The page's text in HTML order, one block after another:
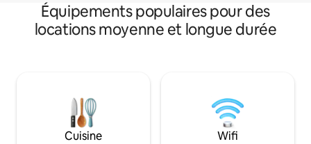
Équipements populaires pour des
locations moyenne et longue durée
Cuisine Wifi